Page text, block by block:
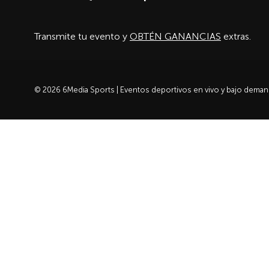
Transmite tu evento y OBTÉN GANANCIAS extras.
© 2026 6Media Sports | Eventos deportivos en vivo y bajo